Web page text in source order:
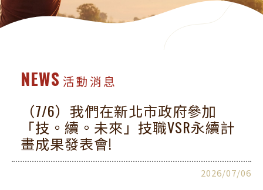
NEWS 活動消息
（7/6）我們在新北市政府參加
「技。續。未來」技職VSR永續計
畫成果發表會!
2026/07/06